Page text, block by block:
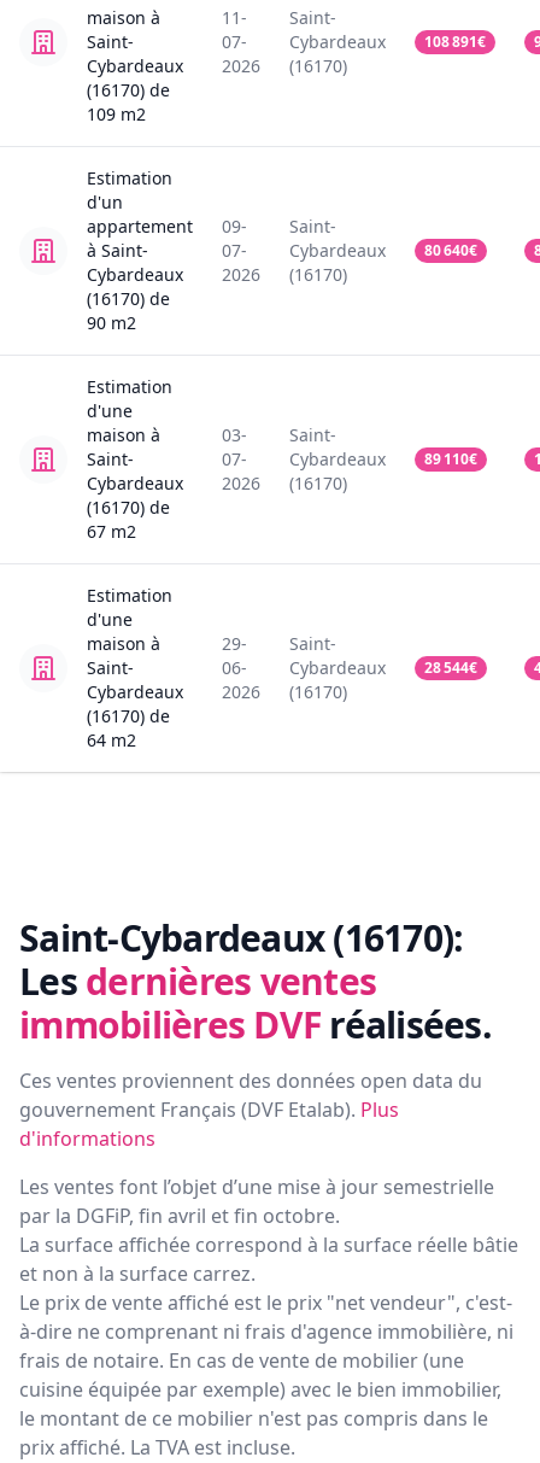
maison à
Saint-
Cybardeaux
(16170) de
109 m2
11-
07-
2026
Saint-
Cybardeaux
(16170)
108 891€
Estimation
d'un
appartement
à Saint-
Cybardeaux
(16170) de
90 m2
09-
07-
2026
Saint-
Cybardeaux
(16170)
80 640€
Estimation
d'une
maison à
Saint-
Cybardeaux
(16170) de
67 m2
03-
07-
2026
Saint-
Cybardeaux
(16170)
89 110€
Estimation
d'une
maison à
Saint-
Cybardeaux
(16170) de
64 m2
29-
06-
2026
Saint-
Cybardeaux
(16170)
28 544€
Saint-Cybardeaux (16170):
Les dernières ventes
immobilières DVF réalisées.
Ces ventes proviennent des données open data du
gouvernement Français (DVF Etalab). Plus
d'informations
Les ventes font l’objet d’une mise à jour semestrielle
par la DGFiP, fin avril et fin octobre.
La surface affichée correspond à la surface réelle bâtie
et non à la surface carrez.
Le prix de vente affiché est le prix "net vendeur", c'est-
à-dire ne comprenant ni frais d'agence immobilière, ni
frais de notaire. En cas de vente de mobilier (une
cuisine équipée par exemple) avec le bien immobilier,
le montant de ce mobilier n'est pas compris dans le
prix affiché. La TVA est incluse.